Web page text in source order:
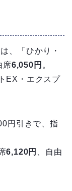
、「ひかり・
席6,050円 。
EX・エクスプ
円引きで、指
6,120円
、自由